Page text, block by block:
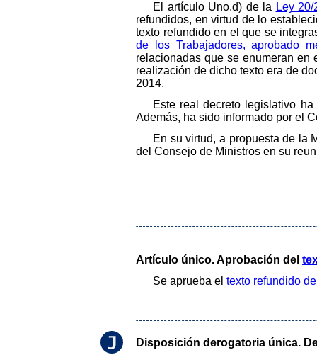
El artículo Uno.d) de la Ley
refundidos, en virtud de lo
texto refundido en el que se
de los Trabajadores, aprobado
relacionadas que se enumeran en
realización de dicho texto era de
2014.
Este real decreto legislativo
Además, ha sido informado por el
En su virtud, a propuesta de la
del Consejo de Ministros en su
Artículo único. Aprobación del
Se aprueba el texto refundido
Disposición derogatoria única.